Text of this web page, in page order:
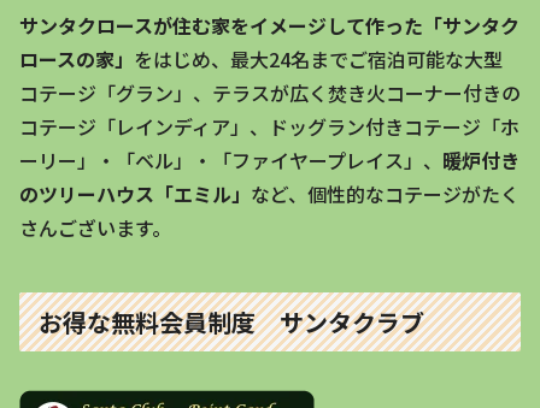
サンタクロースが住む家をイメージして作った「サンタク
ロースの家」 をはじめ、最大24名までご宿泊可能な大型
コテージ「グラン」、テラスが広く焚き火コーナー付きの
コテージ「レインディア」、ドッグラン付きコテージ「ホ
ーリー」・「ベル」・「ファイヤープレイス」、 暖炉付き
のツリーハウス「エミル」 など、個性的なコテージがたく
さんございます。
お得な無料会員制度 サンタクラブ